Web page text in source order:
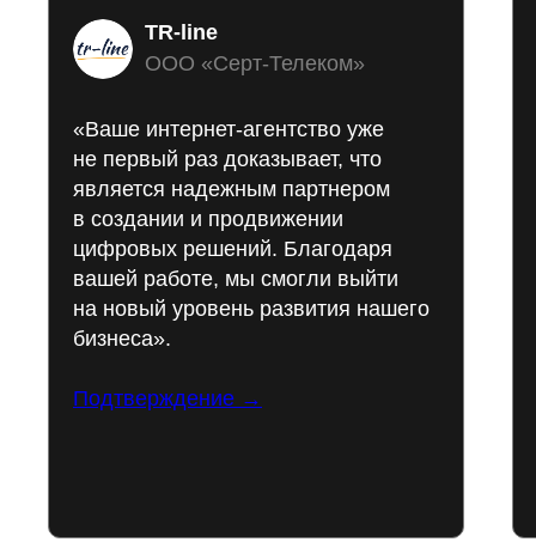
TR-line
ООО «Серт-Телеком»
«Ваше интернет-агентство уже
не первый раз доказывает, что
является надежным партнером
в создании и продвижении
цифровых решений. Благодаря
вашей работе, мы смогли выйти
на новый уровень развития нашего
бизнеса».
Подтверждение →